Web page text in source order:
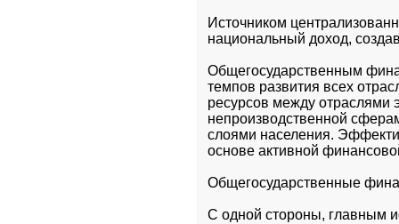
Источником
национальный доход,
Общегосударственным
темпов развития всех
ресурсов между отраслями
непроизводственной
слоями населения.
основе активной
Общегосударственные
С одной стороны, главным